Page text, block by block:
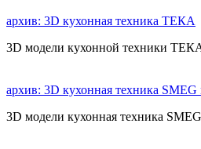
архив: 3D кухонная техника ТЕКА
3D модели кухонной техники
архив: 3D кухонная техника SMEG
3D модели кухонная техника